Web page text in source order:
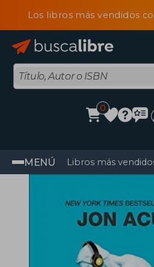
Los libros más vendidos
0
MENÚ Libros más